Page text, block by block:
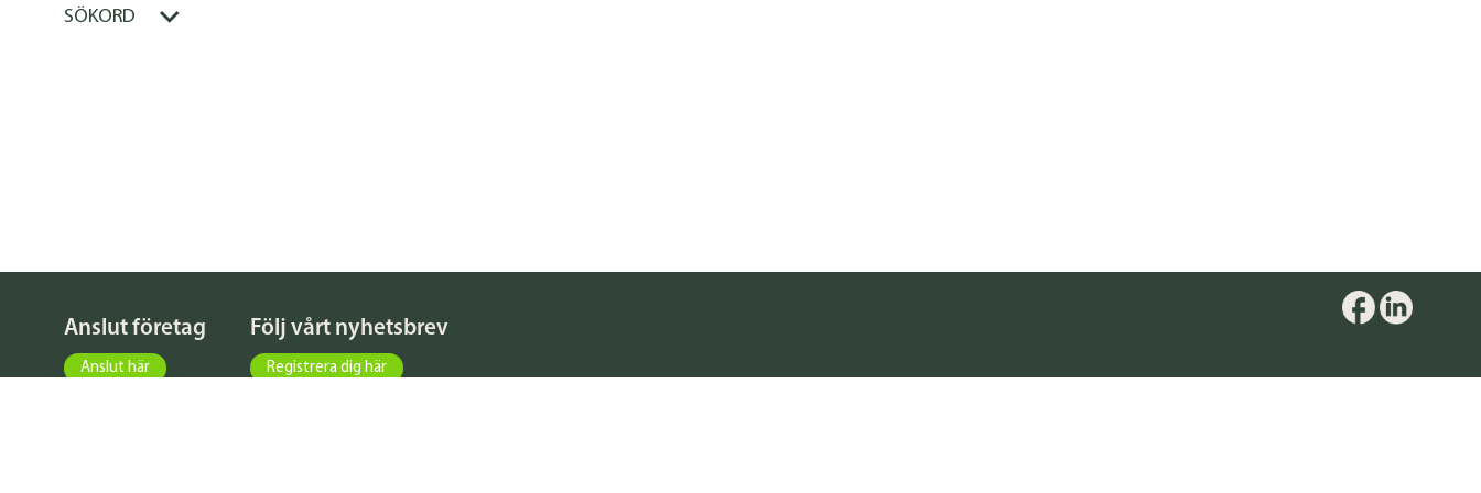
SÖKORD
Anslut företag
Anslut här
Följ vårt nyhetsbrev
Registrera dig här